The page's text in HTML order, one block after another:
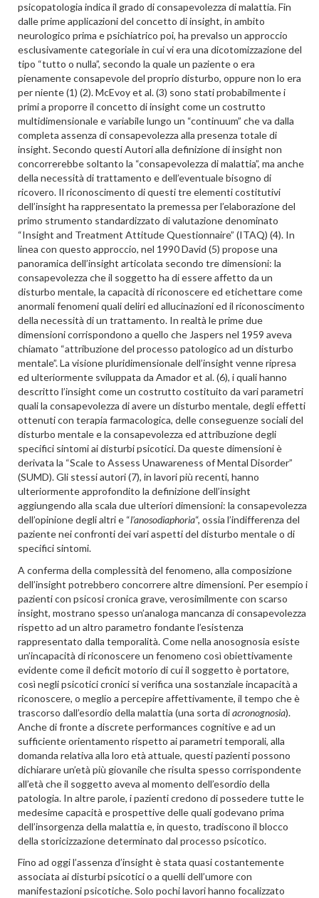
psicopatologia indica il grado di consapevolezza di malattia. Fin
dalle prime applicazioni del concetto di insight, in ambito
neurologico prima e psichiatrico poi, ha prevalso un approccio
esclusivamente categoriale in cui vi era una dicotomizzazione del
tipo “tutto o nulla”, secondo la quale un paziente o era
pienamente consapevole del proprio disturbo, oppure non lo era
per niente (1) (2). McEvoy et al. (3) sono stati probabilmente i
primi a proporre il concetto di insight come un costrutto
multidimensionale e variabile lungo un “continuum” che va dalla
completa assenza di consapevolezza alla presenza totale di
insight. Secondo questi Autori alla definizione di insight non
concorrerebbe soltanto la “consapevolezza di malattia”, ma anche
della necessità di trattamento e dell’eventuale bisogno di
ricovero. Il riconoscimento di questi tre elementi costitutivi
dell’insight ha rappresentato la premessa per l’elaborazione del
primo strumento standardizzato di valutazione denominato
“Insight and Treatment Attitude Questionnaire” (ITAQ) (4). In
linea con questo approccio, nel 1990 David (5) propose una
panoramica dell’insight articolata secondo tre dimensioni: la
consapevolezza che il soggetto ha di essere affetto da un
disturbo mentale, la capacità di riconoscere ed etichettare come
anormali fenomeni quali deliri ed allucinazioni ed il riconoscimento
della necessità di un trattamento. In realtà le prime due
dimensioni corrispondono a quello che Jaspers nel 1959 aveva
chiamato “attribuzione del processo patologico ad un disturbo
mentale”. La visione pluridimensionale dell’insight venne ripresa
ed ulteriormente sviluppata da Amador et al. (6), i quali hanno
descritto l’insight come un costrutto costituito da vari parametri
quali la consapevolezza di avere un disturbo mentale, degli effetti
ottenuti con terapia farmacologica, delle conseguenze sociali del
disturbo mentale e la consapevolezza ed attribuzione degli
specifici sintomi ai disturbi psicotici. Da queste dimensioni è
derivata la “Scale to Assess Unawareness of Mental Disorder”
(SUMD). Gli stessi autori (7), in lavori più recenti, hanno
ulteriormente approfondito la definizione dell’insight
aggiungendo alla scala due ulteriori dimensioni: la consapevolezza
dell’opinione degli altri e “l’anosodiaphoria“, ossia l’indifferenza del
paziente nei confronti dei vari aspetti del disturbo mentale o di
specifici sintomi.
A conferma della complessità del fenomeno, alla composizione
dell’insight potrebbero concorrere altre dimensioni. Per esempio i
pazienti con psicosi cronica grave, verosimilmente con scarso
insight, mostrano spesso un’analoga mancanza di consapevolezza
rispetto ad un altro parametro fondante l’esistenza
rappresentato dalla temporalità. Come nella anosognosia esiste
un’incapacità di riconoscere un fenomeno così obiettivamente
evidente come il deficit motorio di cui il soggetto è portatore,
così negli psicotici cronici si verifica una sostanziale incapacità a
riconoscere, o meglio a percepire affettivamente, il tempo che è
trascorso dall’esordio della malattia (una sorta diacronognosia).
Anche di fronte a discrete performances cognitive e ad un
sufficiente orientamento rispetto ai parametri temporali, alla
domanda relativa alla loro età attuale, questi pazienti possono
dichiarare un’età più giovanile che risulta spesso corrispondente
all’età che il soggetto aveva al momento dell’esordio della
patologia. In altre parole, i pazienti credono di possedere tutte le
medesime capacità e prospettive delle quali godevano prima
dell’insorgenza della malattia e, in questo, tradiscono il blocco
della storicizzazione determinato dal processo psicotico.
Fino ad oggi l’assenza d’insight è stata quasi costantemente
associata ai disturbi psicotici o a quelli dell’umore con
manifestazioni psicotiche. Solo pochi lavori hanno focalizzato